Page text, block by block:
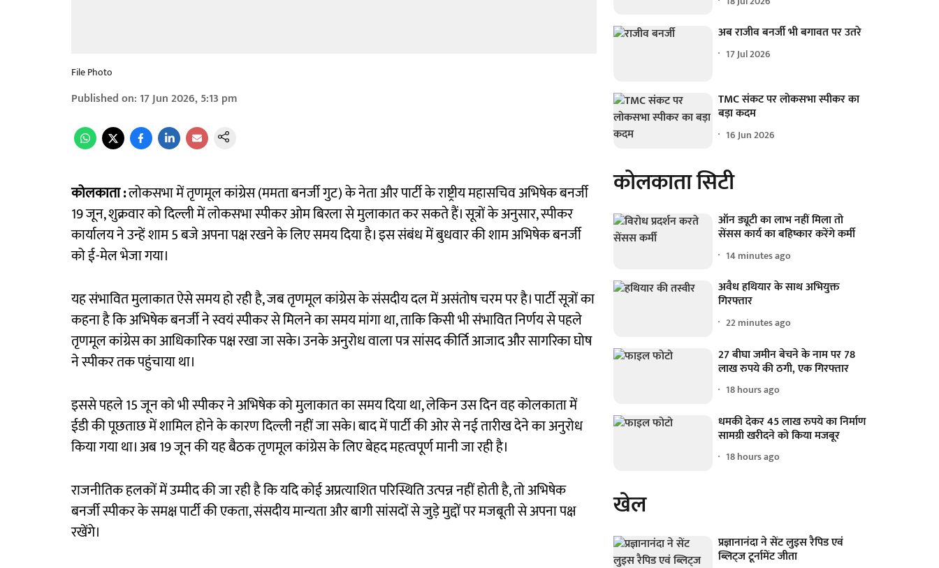
File Photo
Published on: 17 Jun 2026, 5:13 pm
कोलकाता :लोकसभा में तृणमूल कांग्रेस (ममता बनर्जी गुट) के नेता और पार्टी के राष्ट्रीय महासचिव अभिषेक बनर्जी
19 जून, शुक्रवार को दिल्ली में लोकसभा स्पीकर ओम बिरला से मुलाकात कर सकते हैं। सूत्रों के अनुसार, स्पीकर
कार्यालय ने उन्हें शाम 5 बजे अपना पक्ष रखने के लिए समय दिया है। इस संबंध में बुधवार की शाम अभिषेक बनर्जी
को ई-मेल भेजा गया।
यह संभावित मुलाकात ऐसे समय हो रही है, जब तृणमूल कांग्रेस के संसदीय दल में असंतोष चरम पर है। पार्टी सूत्रों का
कहना है कि अभिषेक बनर्जी ने स्वयं स्पीकर से मिलने का समय मांगा था, ताकि किसी भी संभावित निर्णय से पहले
तृणमूल कांग्रेस का आधिकारिक पक्ष रखा जा सके। उनके अनुरोध वाला पत्र सांसद कीर्ति आजाद और सागरिका घोष
ने स्पीकर तक पहुंचाया था।
इससे पहले 15 जून को भी स्पीकर ने अभिषेक को मुलाकात का समय दिया था, लेकिन उस दिन वह कोलकाता में
ईडी की पूछताछ में शामिल होने के कारण दिल्ली नहीं जा सके। बाद में पार्टी की ओर से नई तारीख देने का अनुरोध
किया गया था। अब 19 जून की यह बैठक तृणमूल कांग्रेस के लिए बेहद महत्वपूर्ण मानी जा रही है।
राजनीतिक हलकों में उम्मीद की जा रही है कि यदि कोई अप्रत्याशित परिस्थिति उत्पन्न नहीं होती है, तो अभिषेक
बनर्जी स्पीकर के समक्ष पार्टी की एकता, संसदीय मान्यता और बागी सांसदों से जुड़े मुद्दों पर मजबूती से अपना पक्ष
रखेंगे।
अब राजीव बनर्जी भी बगावत पर उतरे
17 Jul 2026
TMC संकट पर लोकसभा स्पीकर का
बड़ा कदम
16 Jun 2026
कोलकाता सिटी
ऑन ड्यूटी का लाभ नहीं मिला तो
सेंसस कार्य का बहिष्कार करेंगे कर्मी
14 minutes ago
अवैध हथियार के साथ अभियुक्त
गिरफ्तार
22 minutes ago
27 बीघा जमीन बेचने के नाम पर 78
लाख रुपये की ठगी, एक गिरफ्तार
18 hours ago
धमकी देकर 45 लाख रुपये का निर्माण
सामग्री खरीदने को किया मजबूर
18 hours ago
खेल
प्रज्ञानानंदा ने सेंट लुइस रैपिड एवं
ब्लिट्ज टूर्नामेंट जीता